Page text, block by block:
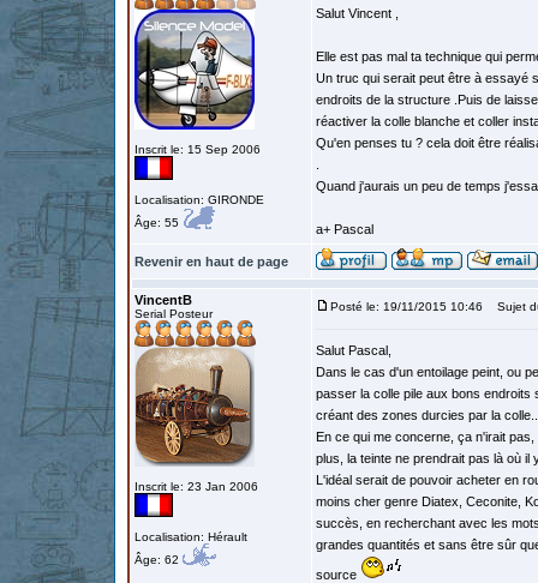
Inscrit le: 15 Sep 2006
Localisation: GIRONDE
Âge: 55
Salut Vincent ,
Elle est pas mal ta technique qui
Un truc qui serait peut être à essayé
endroits de la structure .Puis de
réactiver la colle blanche et coller
Qu'en penses tu ? cela doit être
Quand j'aurais un peu de temps
a+ Pascal
Revenir en haut de page
VincentB
Serial Posteur
Inscrit le: 23 Jan 2006
Localisation: Hérault
Âge: 62
Posté le: 19/11/2015 10:46 Sujet
Salut Pascal,
Dans le cas d'un entoilage peint, ou
passer la colle pile aux bons endroits
créant des zones durcies par la
En ce qui me concerne, ça n'irait
plus, la teinte ne prendrait pas là où il
L'idéal serait de pouvoir acheter en
moins cher genre Diatex, Ceconite,
succès, en recherchant avec les
grandes quantités et sans être sûr
source